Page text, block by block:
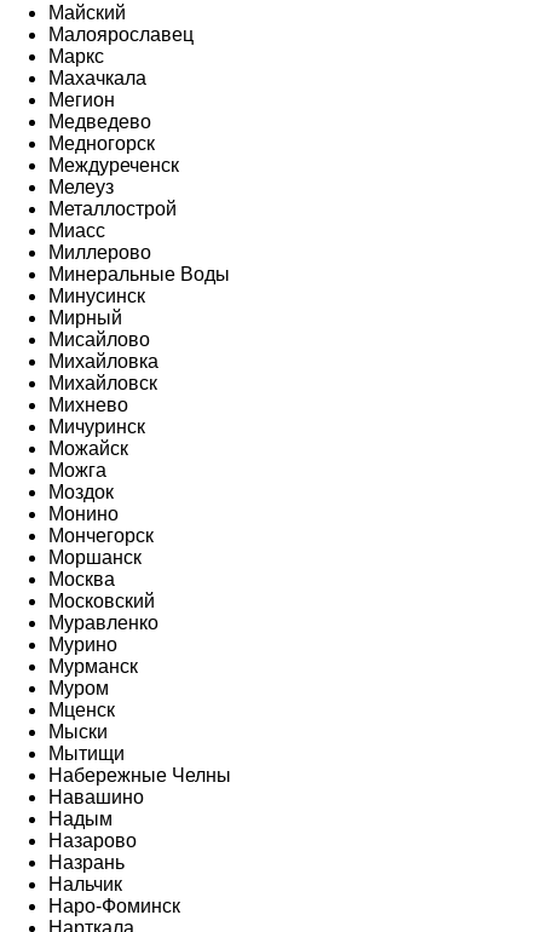
Майский
Малоярославец
Маркс
Махачкала
Мегион
Медведево
Медногорск
Междуреченск
Мелеуз
Металлострой
Миасс
Миллерово
Минеральные Воды
Минусинск
Мирный
Мисайлово
Михайловка
Михайловск
Михнево
Мичуринск
Можайск
Можга
Моздок
Монино
Мончегорск
Моршанск
Москва
Московский
Муравленко
Мурино
Мурманск
Муром
Мценск
Мыски
Мытищи
Набережные Челны
Навашино
Надым
Назарово
Назрань
Нальчик
Наро-Фоминск
Нарткала